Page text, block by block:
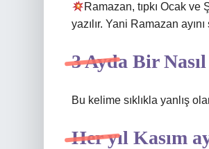
Ramazan, tıpkı Ocak
yazılır. Yani Ramazan
3 Ayda Bir Nasıl
Bu kelime sıklıkla yanlış
Her yıl Kasım